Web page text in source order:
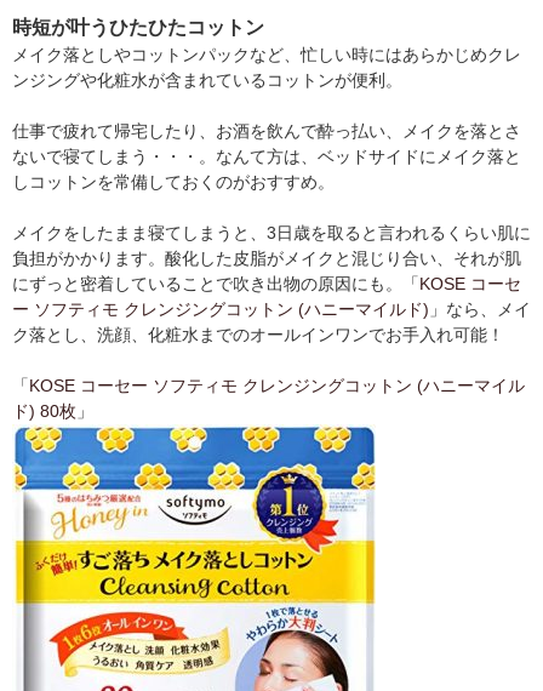
時短が叶うひたひたコットン
メイク落としやコットンパックなど、忙しい時にはあらかじめクレ
ンジングや化粧水が含まれているコットンが便利。
仕事で疲れて帰宅したり、お酒を飲んで酔っ払い、メイクを落とさ
ないで寝てしまう・・・。なんて方は、ベッドサイドにメイク落と
しコットンを常備しておくのがおすすめ。
メイクをしたまま寝てしまうと、3日歳を取ると言われるくらい肌に
負担がかかります。酸化した皮脂がメイクと混じり合い、それが肌
にずっと密着していることで吹き出物の原因にも。「KOSE コーセ
ー ソフティモ クレンジングコットン (ハニーマイルド) 」なら、メイ
ク落とし、洗顔、化粧水までのオールインワンでお手入れ可能！
「KOSE コーセー ソフティモ クレンジングコットン (ハニーマイル
ド) 80枚 」